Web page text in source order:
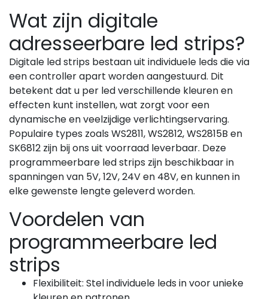
Wat zijn digitale
adresseerbare led strips?
Digitale led strips bestaan uit individuele leds die via
een controller apart worden aangestuurd. Dit
betekent dat u per led verschillende kleuren en
effecten kunt instellen, wat zorgt voor een
dynamische en veelzijdige verlichtingservaring.
Populaire types zoals WS2811, WS2812, WS2815B en
SK6812 zijn bij ons uit voorraad leverbaar. Deze
programmeerbare led strips zijn beschikbaar in
spanningen van 5V, 12V, 24V en 48V, en kunnen in
elke gewenste lengte geleverd worden.
Voordelen van
programmeerbare led
strips
Flexibiliteit: Stel individuele leds in voor unieke